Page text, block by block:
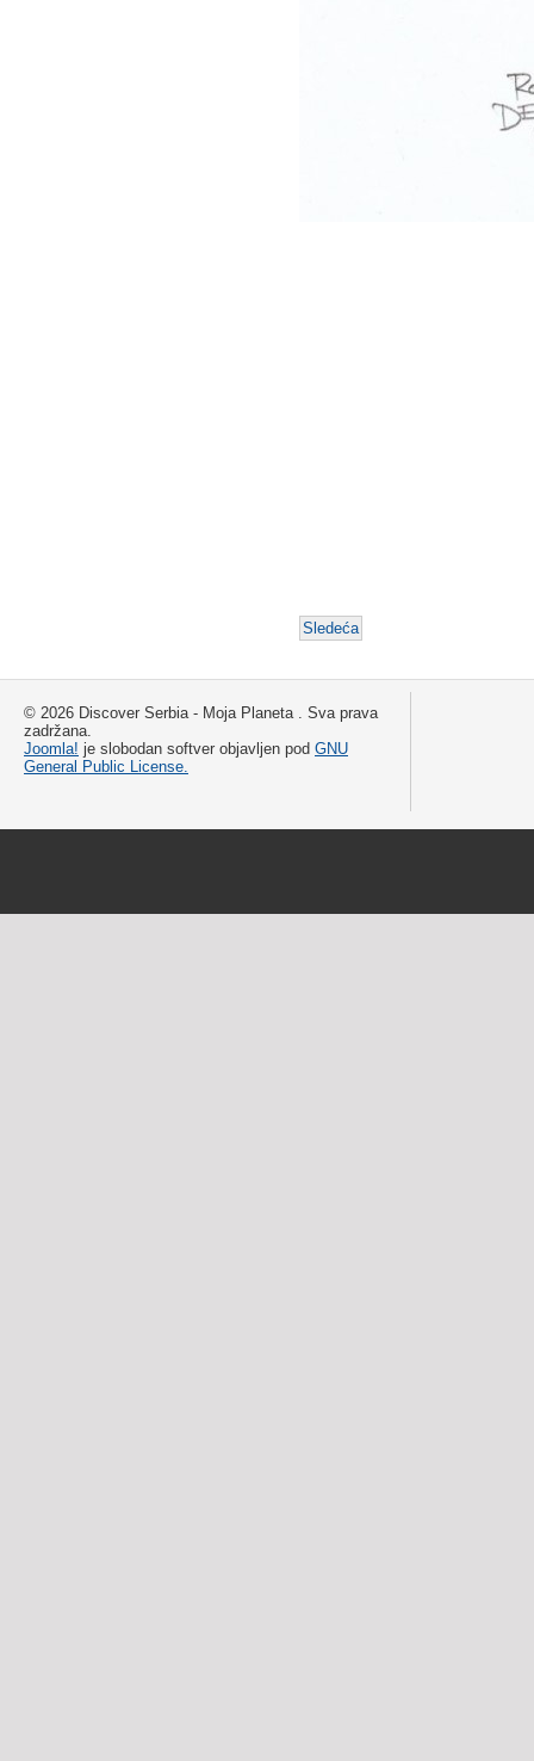
Sledeća
© 2026 Discover Serbia - Moja Planeta . Sva prava
zadržana.
Joomla! je slobodan softver objavljen pod GNU
General Public License.